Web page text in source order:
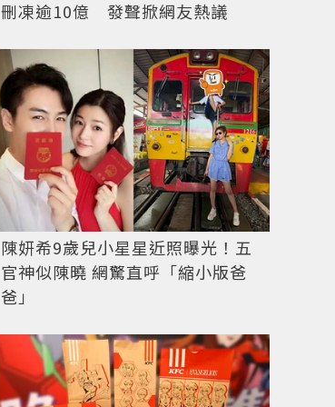
刪凍逾10億 發聲掀網友熱議
陳妍希9歲兒小星星近照曝光！五
官神似陳曉 網驚直呼「縮小版爸
爸」